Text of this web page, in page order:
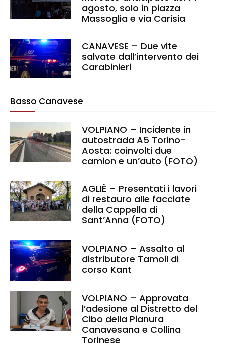
agosto, solo in piazza
Massoglia e via Carisia
CANAVESE – Due vite
salvate dall’intervento dei
Carabinieri
Basso Canavese
VOLPIANO – Incidente in
autostrada A5 Torino-
Aosta: coinvolti due
camion e un’auto (FOTO)
AGLIÈ – Presentati i lavori
di restauro alle facciate
della Cappella di
Sant’Anna (FOTO)
VOLPIANO – Assalto al
distributore Tamoil di
corso Kant
VOLPIANO – Approvata
l’adesione al Distretto del
Cibo della Pianura
Canavesana e Collina
Torinese